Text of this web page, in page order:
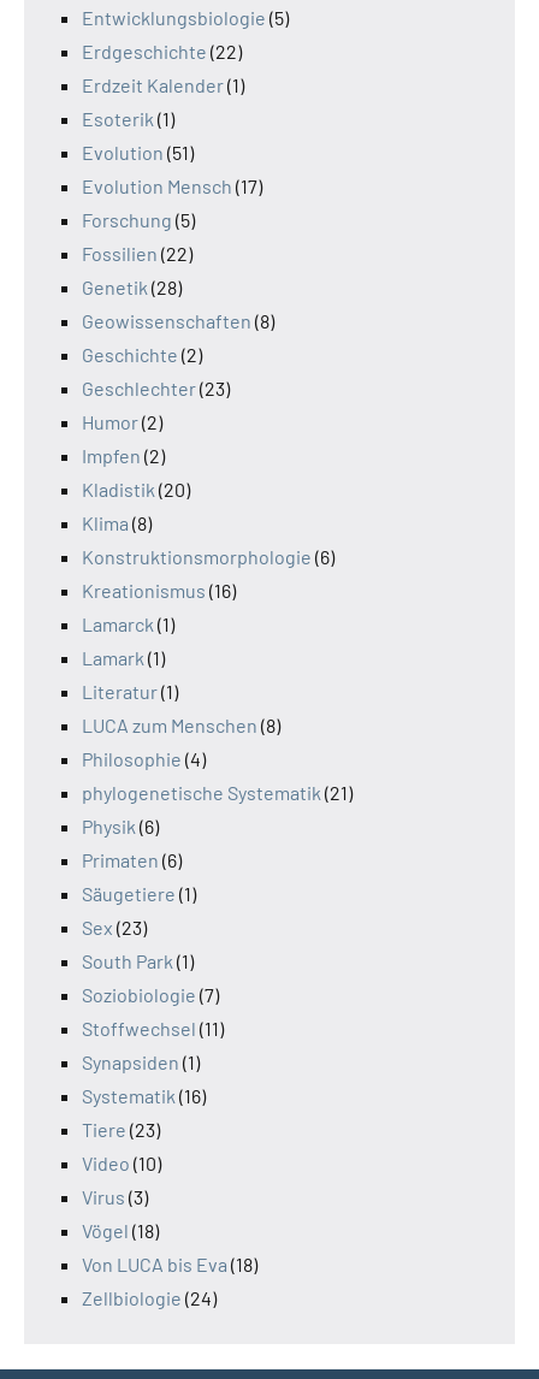
Entwicklungsbiologie (5)
Erdgeschichte (22)
Erdzeit Kalender(1)
Esoterik (1)
Evolution (51)
Evolution Mensch (17)
Forschung (5)
Fossilien (22)
Genetik (28)
Geowissenschaften (8)
Geschichte (2)
Geschlechter(23)
Humor(2)
Impfen (2)
Kladistik (20)
Klima (8)
Konstruktionsmorphologie (6)
Kreationismus (16)
Lamarck (1)
Lamark (1)
Literatur(1)
LUCA zum Menschen (8)
Philosophie (4)
phylogenetische Systematik (21)
Physik (6)
Primaten (6)
Säugetiere (1)
Sex (23)
South Park (1)
Soziobiologie (7)
Stoffwechsel (11)
Synapsiden (1)
Systematik (16)
Tiere (23)
Video (10)
Virus (3)
Vögel (18)
Von LUCA bis Eva (18)
Zellbiologie (24)